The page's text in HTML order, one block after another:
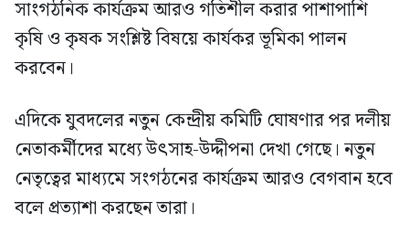
সাংগঠনিক কার্যক্রম আরও গতিশীল করার পাশাপাশি
কৃষি ও কৃষক সংশ্লিষ্ট বিষয়ে কার্যকর ভূমিকা পালন
করবেন।
এদিকে যুবদলের নতুন কেন্দ্রীয় কমিটি ঘোষণার পর দলীয়
নেতাকর্মীদের মধ্যে উৎসাহ-উদ্দীপনা দেখা গেছে। নতুন
নেতৃত্বের মাধ্যমে সংগঠনের কার্যক্রম আরও বেগবান হবে
বলে প্রত্যাশা করছেন তারা।